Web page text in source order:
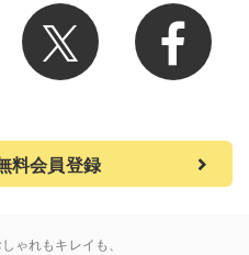
料会員登録
ゃれもキレイも、